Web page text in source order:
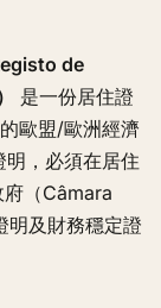
de
是一份居住證
歐盟/歐洲經濟
，必須在居住
（Câmara
明及財務穩定證